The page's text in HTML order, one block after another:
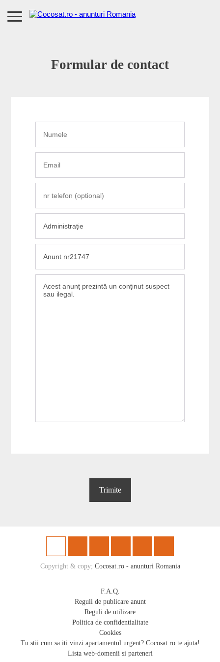
Formular de contact
Copyright & copy; Cocosat.ro - anunturi Romania
F.A.Q.
Reguli de publicare anunt
Reguli de utilizare
Politica de confidentialitate
Cookies
Tu stii cum sa iti vinzi apartamentul urgent? Cocosat.ro te ajuta!
Lista web-domenii si parteneri